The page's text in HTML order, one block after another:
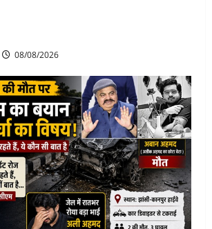
08/08/2026